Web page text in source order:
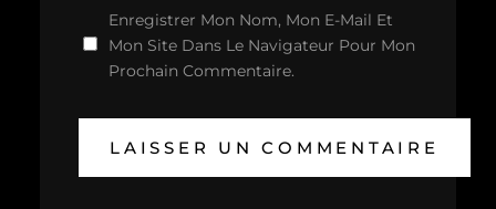
Enregistrer Mon Nom, Mon E-Mail Et
Mon Site Dans Le Navigateur Pour Mon
Prochain Commentaire.